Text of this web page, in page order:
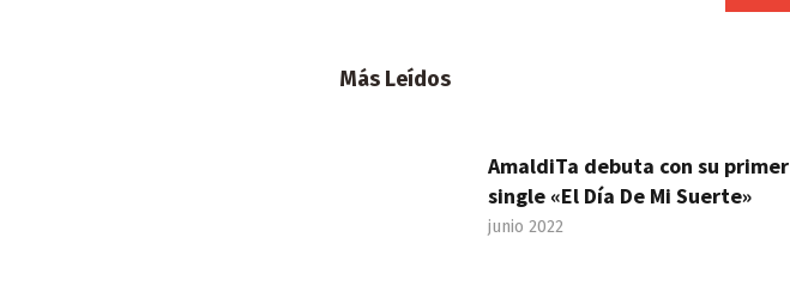
Más Leídos
AmaldiTa debuta con su primer
single «El Día De Mi Suerte»
junio 2022